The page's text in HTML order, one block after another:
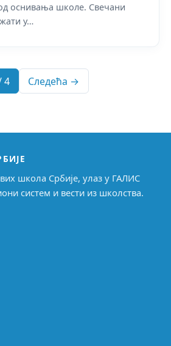
од оснивања школе. Свечани
у…
4 Следећа →
школа Србије, улаз у ГАЛИС
систем и вести из школства.